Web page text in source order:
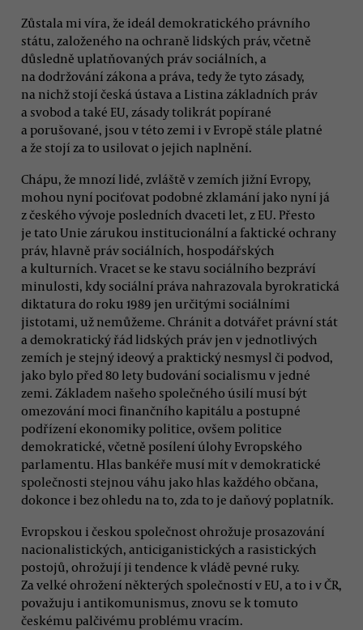
Zůstala mi víra, že ideál demokratického právního
státu, založeného na ochraně lidských práv, včetně
důsledně uplatňovaných práv sociálních, a
na dodržování zákona a práva, tedy že tyto zásady,
na nichž stojí česká ústava a Listina základních práv
a svobod a také EU, zásady tolikrát popírané
a porušované, jsou v této zemi i v Evropě stále platné
a že stojí za to usilovat o jejich naplnění.
Chápu, že mnozí lidé, zvláště v zemích jižní Evropy,
mohou nyní pociťovat podobné zklamání jako nyní já
z českého vývoje posledních dvaceti let, z EU. Přesto
je tato Unie zárukou institucionální a faktické ochrany
práv, hlavně práv sociálních, hospodářských
a kulturních. Vracet se ke stavu sociálního bezpráví
minulosti, kdy sociální práva nahrazovala byrokratická
diktatura do roku 1989 jen určitými sociálními
jistotami, už nemůžeme. Chránit a dotvářet právní stát
a demokratický řád lidských práv jen v jednotlivých
zemích je stejný ideový a praktický nesmysl či podvod,
jako bylo před 80 lety budování socialismu v jedné
zemi. Základem našeho společného úsilí musí být
omezování moci finančního kapitálu a postupné
podřízení ekonomiky politice, ovšem politice
demokratické, včetně posílení úlohy Evropského
parlamentu. Hlas bankéře musí mít v demokratické
společnosti stejnou váhu jako hlas každého občana,
dokonce i bez ohledu na to, zda to je daňový poplatník.
Evropskou i českou společnost ohrožuje prosazování
nacionalistických, anticiganistických a rasistických
postojů, ohrožují ji tendence k vládě pevné ruky.
Za velké ohrožení některých společností v EU, a to i v ČR,
považuju i antikomunismus, znovu se k tomuto
českému palčivému problému vracím.